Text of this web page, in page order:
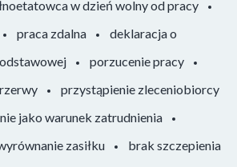
w dzień wolny od pracy
praca zdalna
deklaracja o
porzucenie pracy
przystąpienie zleceniobiorcy
jako warunek zatrudnienia
zasiłku
brak szczepienia